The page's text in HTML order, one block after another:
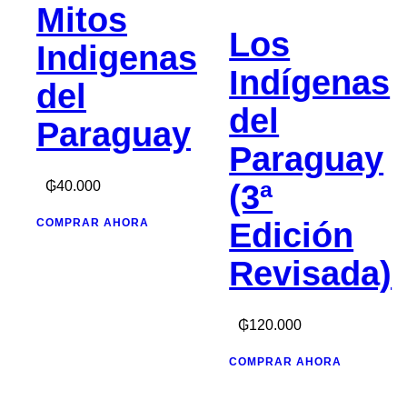
Mitos
Indigenas
del
Paraguay
₲40.000
COMPRAR AHORA
Los
Indígenas
del
Paraguay
(3ª
Edición
Revisada)
₲120.000
COMPRAR AHORA